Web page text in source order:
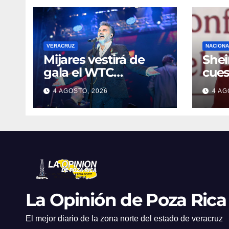
VERACRUZ
Mijares vestirá de
gala el WTC
Veracruz con un
monumental show
sinfónico por sus 10
4 AGOSTO, 2026 4
La Opinión de Poza Rica
El mejor diario de la zona norte del estado de veracruz